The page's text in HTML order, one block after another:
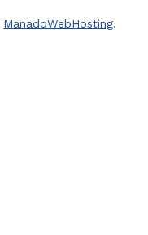
ManadoWebHosting.